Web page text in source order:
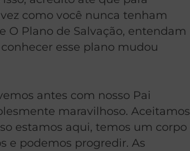
como você nunca tenham
O Plano de Salvação, entendam
esse plano mudou
antes com nosso Pai
maravilhoso. Aceitamos
estamos aqui, temos um corpo
e podemos progredir. As